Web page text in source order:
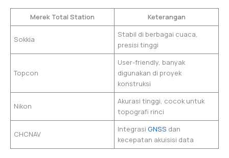
Merek Total Station Keterangan
Sokkia
Stabil di berbagai cuaca,
presisi tinggi
Topcon
User-friendly, banyak
digunakan di proyek
konstruksi
Nikon
Akurasi tinggi, cocok untuk
topografi rinci
CHCNAV
Integrasi GNSS dan
kecepatan akuisisi data